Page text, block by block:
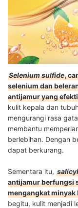
Selenium sulfide,
selenium dan
antijamur yang
kulit kepala dan
mengurangi rasa
membantu
berlebihan. Dengan
dapat berkurang.
Sementara itu,
antijamur berfungsi
mengangkat
begitu, kulit menjadi